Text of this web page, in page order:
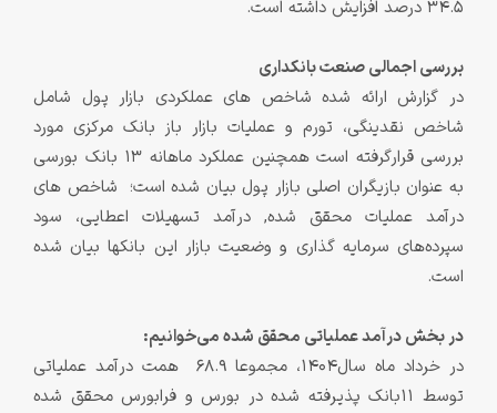
34.5 درصد افزایش داشته است.
بررسی اجمالی صنعت بانکداری
در گزارش ارائه شده شاخص‏ های عملکردی بازار پول شامل
شاخص نقدینگی، تورم و عملیات بازار باز بانک مرکزی مورد
بررسی قرارگرفته است همچنین عملکرد ماهانه 13 بانک بورسی
به عنوان بازیگران اصلی بازار پول بیان شده است؛ شاخص‏ های
در‏آمد عملیات محقق‏ شده, درآمد تسهیلات اعطایی، سود
سپرده‌های سرمایه ‏گذاری و وضعیت بازار این بانک‏ها بیان شده
است.
در بخش درآمد عملیاتی محقق شده می‌خوانیم:
در خرداد ماه سال1404، مجموعا 68.9 همت درآمد عملیاتی
توسط 11بانک پذیرفته شده در بورس و فرابورس محقق شده